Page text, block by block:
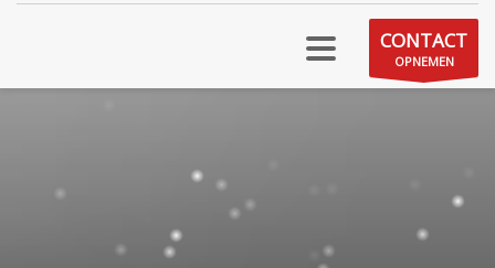
CONTACT
OPNEMEN